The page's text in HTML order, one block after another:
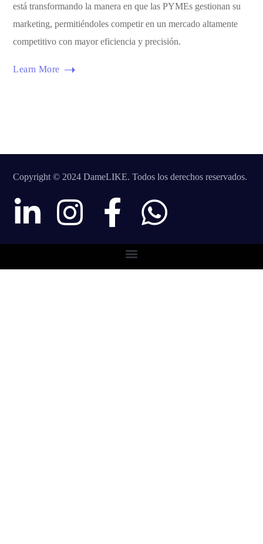
está transformando la manera en que las PYMEs gestionan su
marketing, permitiéndoles competir en un mercado altamente
competitivo con mayor eficiencia y precisión.
Learn More
Copyright © 2024 DameLIKE. Todos los derechos reservados.